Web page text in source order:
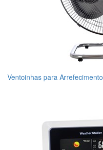
Ventoinhas para Arrefecimento